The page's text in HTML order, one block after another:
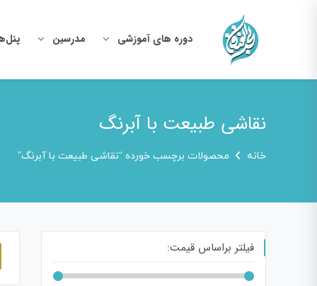
دوره های آموزشی مدرسین
نقاشی طبیعت با آبرنگ
خانه محصولات برچسب خورده “نقاشی طبیعت با آبرنگ”
فیلتر براساس قیمت: